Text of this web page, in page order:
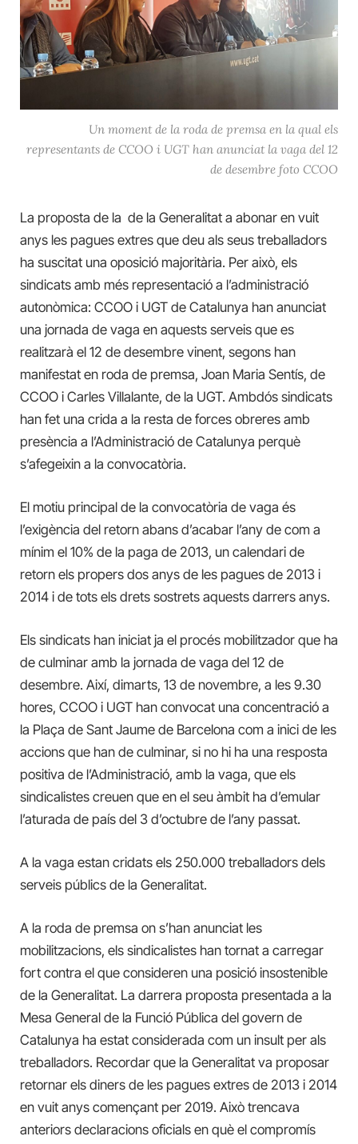
Un moment de la roda de premsa en la qual els
representants de CCOO i UGT han anunciat la vaga del 12
de desembre foto CCOO
La proposta de la de la Generalitat a abonar en vuit
anys les pagues extres que deu als seus treballadors
ha suscitat una oposició majoritària. Per això, els
sindicats amb més representació a l’administració
autonòmica: CCOO i UGT de Catalunya han anunciat
una jornada de vaga en aquests serveis que es
realitzarà el 12 de desembre vinent, segons han
manifestat en roda de premsa, Joan Maria Sentís, de
CCOO i Carles Villalante, de la UGT. Ambdós sindicats
han fet una crida a la resta de forces obreres amb
presència a l’Administració de Catalunya perquè
s’afegeixin a la convocatòria.
El motiu principal de la convocatòria de vaga és
l’exigència del retorn abans d’acabar l’any de com a
mínim el 10% de la paga de 2013, un calendari de
retorn els propers dos anys de les pagues de 2013 i
2014 i de tots els drets sostrets aquests darrers anys.
Els sindicats han iniciat ja el procés mobilitzador que ha
de culminar amb la jornada de vaga del 12 de
desembre. Així, dimarts, 13 de novembre, a les 9.30
hores, CCOO i UGT han convocat una concentració a
la Plaça de Sant Jaume de Barcelona com a inici de les
accions que han de culminar, si no hi ha una resposta
positiva de l’Administració, amb la vaga, que els
sindicalistes creuen que en el seu àmbit ha d’emular
l’aturada de país del 3 d’octubre de l’any passat.
A la vaga estan cridats els 250.000 treballadors dels
serveis públics de la Generalitat.
A la roda de premsa on s’han anunciat les
mobilitzacions, els sindicalistes han tornat a carregar
fort contra el que consideren una posició insostenible
de la Generalitat. La darrera proposta presentada a la
Mesa General de la Funció Pública del govern de
Catalunya ha estat considerada com un insult per als
treballadors. Recordar que la Generalitat va proposar
retornar els diners de les pagues extres de 2013 i 2014
en vuit anys començant per 2019. Això trencava
anteriors declaracions oficials en què el compromís